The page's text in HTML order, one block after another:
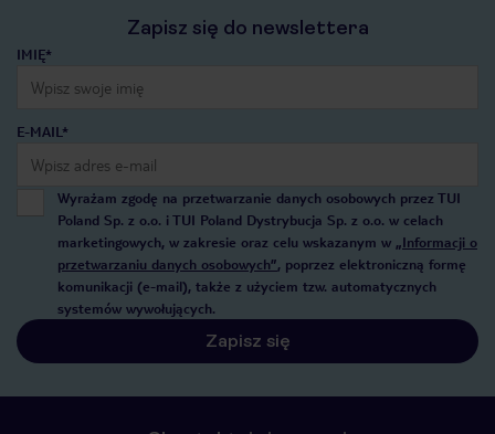
Zapisz się do newslettera
IMIĘ*
E-MAIL*
Wyrażam zgodę na przetwarzanie danych osobowych przez TUI
Poland Sp. z o.o. i TUI Poland Dystrybucja Sp. z o.o. w celach
marketingowych, w zakresie oraz celu wskazanym w „Informacji o
przetwarzaniu danych osobowych”, poprzez elektroniczną formę
komunikacji (e-mail), także z użyciem tzw. automatycznych
systemów wywołujących.
Zapisz się